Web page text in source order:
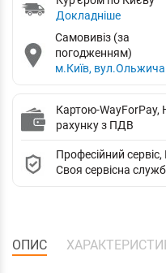
Докладніше
Самовивіз (за
погодженням)
м.Київ, вул.Ольжича
Картою-WayForPay,
рахунку з ПДВ
Професійний
Своя сервісна
ОПИС